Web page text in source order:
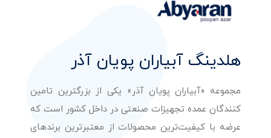
هلدینگ آبیاران پویان آذر
مجموعه «آبیاران پویان آذر» یکی از بزرگترین تامین
کنندگان عمده تجهیزات صنعتی در داخل کشور است که
عرضه با کیفیت‌ترین محصولات از معتبرترین برندهای